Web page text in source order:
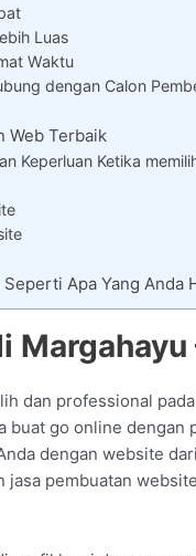
Luas
Waktu
dengan Calon
Web Terbaik
Keperluan Ketika
Apa Yang Anda
Margahayu
dan professional
buat go online
dengan website
jasa pembuatan